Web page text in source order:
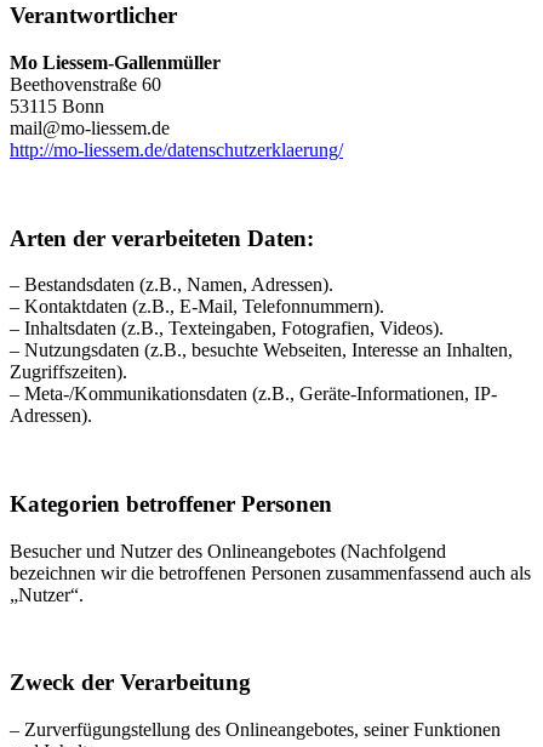
Verantwortlicher
Mo Liessem-Gallenmüller
Beethovenstraße 60
53115 Bonn
mail@mo-liessem.de
http://mo-liessem.de/datenschutzerklaerung/
Arten der verarbeiteten Daten:
– Bestandsdaten (z.B., Namen, Adressen).
– Kontaktdaten (z.B., E-Mail, Telefonnummern).
– Inhaltsdaten (z.B., Texteingaben, Fotografien, Videos).
– Nutzungsdaten (z.B., besuchte Webseiten, Interesse an Inhalten,
Zugriffszeiten).
– Meta-/Kommunikationsdaten (z.B., Geräte-Informationen, IP-
Adressen).
Kategorien betroffener Personen
Besucher und Nutzer des Onlineangebotes (Nachfolgend
bezeichnen wir die betroffenen Personen zusammenfassend auch als
„Nutzer“.
Zweck der Verarbeitung
– Zurverfügungstellung des Onlineangebotes, seiner Funktionen